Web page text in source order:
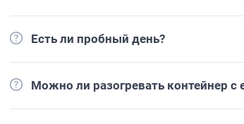
Есть ли пробный день?
Можно ли разогревать контейнер с